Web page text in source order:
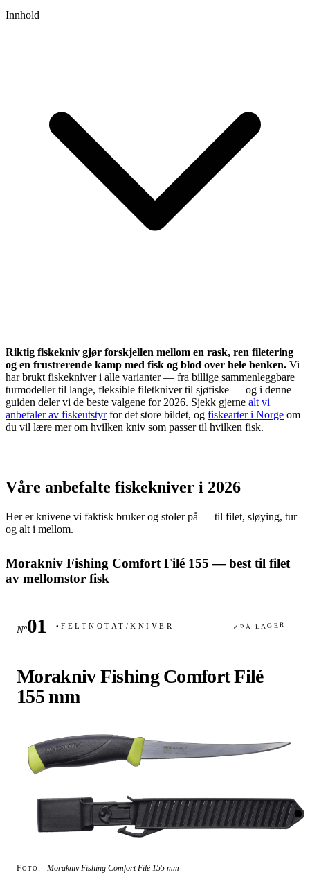
Innhold
Riktig fiskekniv gjør forskjellen mellom en rask, ren filetering
og en frustrerende kamp med fisk og blod over hele benken. Vi
har brukt fiskekniver i alle varianter — fra billige sammenleggbare
turmodeller til lange, fleksible filetkniver til sjøfiske — og i denne
guiden deler vi de beste valgene for 2026. Sjekk gjerne alt vi
anbefaler av fiskeutstyrfor det store bildet, og fiskearter i Norge om
du vil lære mer om hvilken kniv som passer til hvilken fisk.
Våre anbefalte fiskekniver i 2026
Her er knivene vi faktisk bruker og stoler på — til filet, sløying, tur
og alt i mellom.
Morakniv Fishing Comfort Filé 155 — best til filet
av mellomstor fisk
Nº ● FELTNOTAT /KNIVER ✓ PÅ LAGER
Morakniv Fishing Comfort Filé
155 mm
Foto. Morakniv Fishing Comfort Filé 155 mm